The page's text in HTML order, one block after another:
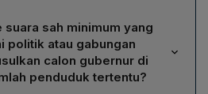
menyatakan bahwa Pasal 40 ayat
dengan UUD 1945 karena
politik atau gabungan partai politik
daerah dengan suara sah
sah minimum yang
politik atau gabungan
calon gubernur di
penduduk tertentu?